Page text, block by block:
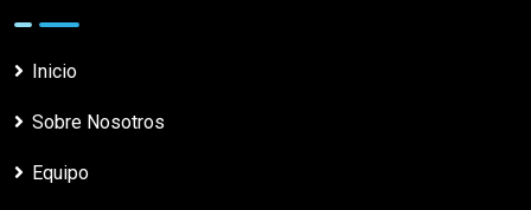
Inicio
Sobre Nosotros
Equipo